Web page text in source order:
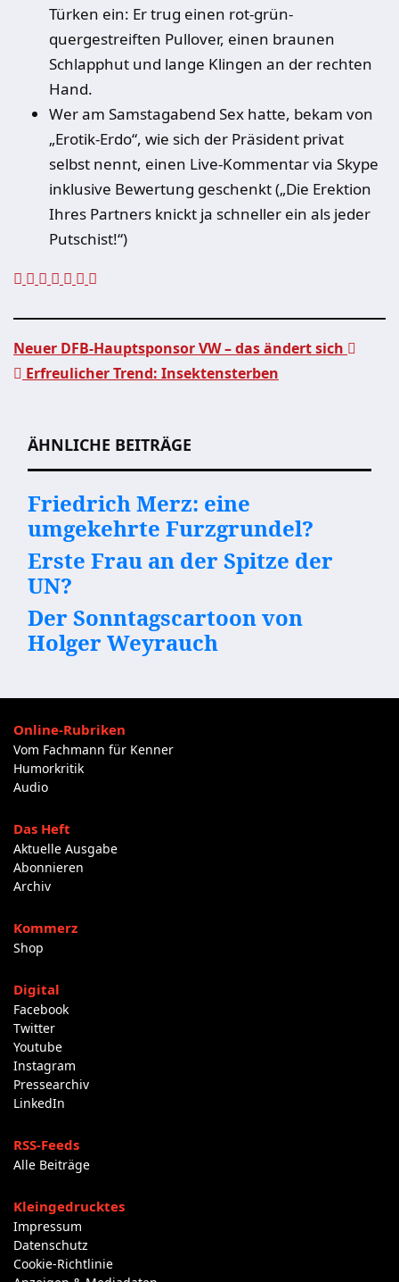
Türken ein: Er trug einen rot-grün-
quergestreiften Pullover, einen braunen
Schlapphut und lange Klingen an der rechten
Hand.
Wer am Samstagabend Sex hatte, bekam von
„Erotik-Erdo“, wie sich der Präsident privat
selbst nennt, einen Live-Kommentar via Skype
inklusive Bewertung geschenkt („Die Erektion
Ihres Partners knickt ja schneller ein als jeder
Putschist!“)
Neuer DFB-Hauptsponsor VW – das ändert sich
Erfreulicher Trend: Insektensterben
ÄHNLICHE BEITRÄGE
Friedrich Merz: eine
umgekehrte Furzgrundel?
Erste Frau an der Spitze der
UN?
Der Sonntagscartoon von
Holger Weyrauch
Online-Rubriken
Vom Fachmann für Kenner
Humorkritik
Audio
Das Heft
Aktuelle Ausgabe
Abonnieren
Archiv
Kommerz
Shop
Digital
Facebook
Twitter
Youtube
Instagram
Pressearchiv
LinkedIn
RSS-Feeds
Alle Beiträge
Kleingedrucktes
Impressum
Datenschutz
Cookie-Richtlinie